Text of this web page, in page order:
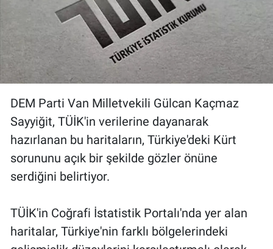
DEM Parti Van Milletvekili Gülcan Kaçmaz
Sayyiğit, TÜİK'in verilerine dayanarak
hazırlanan bu haritaların, Türkiye'deki Kürt
sorununu açık bir şekilde gözler önüne
serdiğini belirtiyor.
TÜİK'in Coğrafi İstatistik Portalı'nda yer alan
haritalar, Türkiye'nin farklı bölgelerindeki